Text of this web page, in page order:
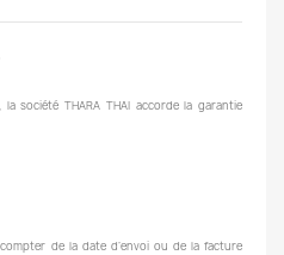
société THARA THAI accorde la garantie
de la date d’envoi ou de la facture